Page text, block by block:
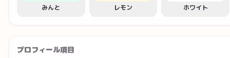
みんと レモン ホワイト
プロフィール項目